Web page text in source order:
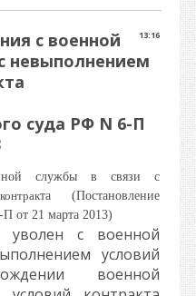
13:16
с военной
невыполнением
суда РФ N 6-П
службы в связи с
контракта (Постановление
от 21 марта 2013)
уволен с военной
условий
военной